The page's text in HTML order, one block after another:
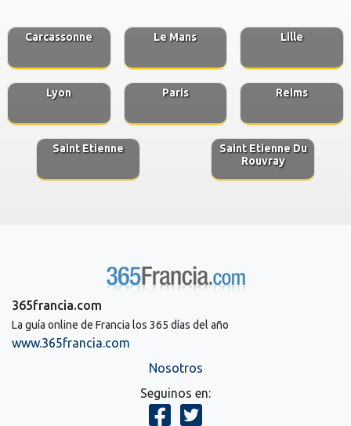
Carcassonne Le Mans Lille
Lyon Paris Reims
Saint Etienne
Saint Etienne Du
Rouvray
365francia.com
La guía online de Francia los 365 días del año
www.365francia.com
Nosotros
Seguinos en: